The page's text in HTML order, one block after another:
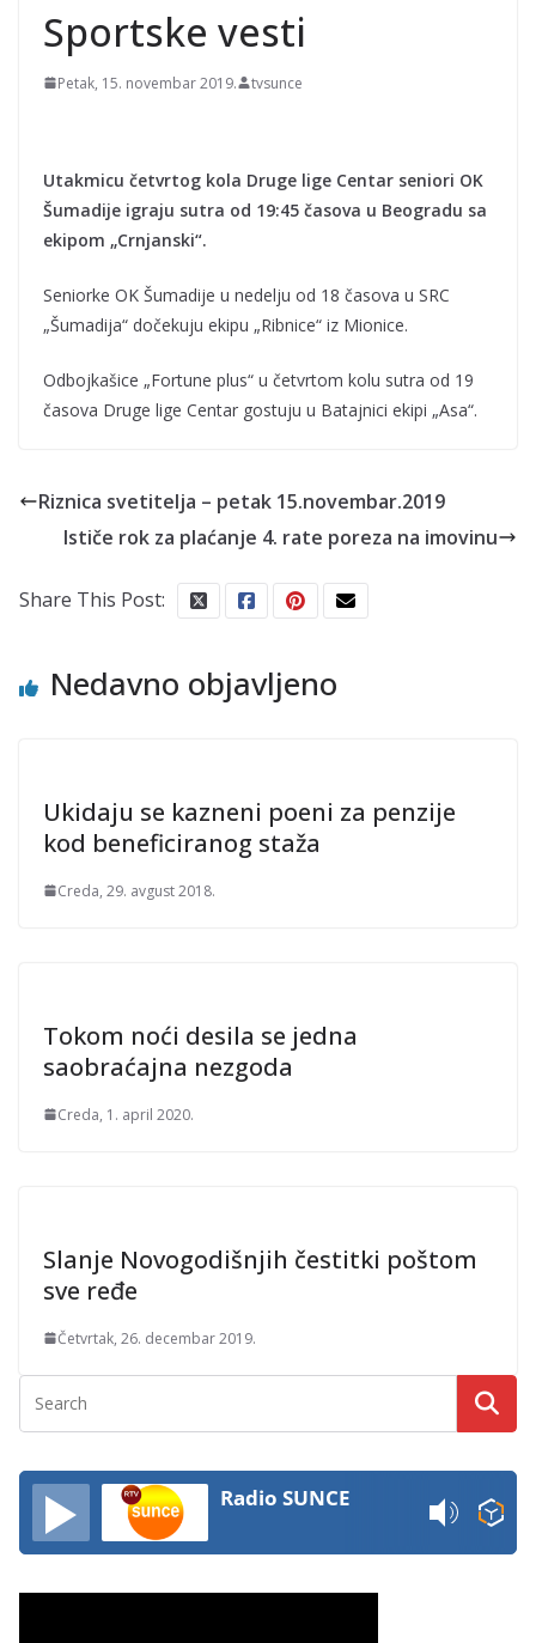
Sportske vesti
Petak, 15. novembar 2019. tvsunce
Utakmicu četvrtog kola Druge lige Centar seniori OK
Šumadije igraju sutra od 19:45 časova u Beogradu sa
ekipom „Crnjanski“.
Seniorke OK Šumadije u nedelju od 18 časova u SRC
„Šumadija“ dočekuju ekipu „Ribnice“ iz Mionice.
Odbojkašice „Fortune plus“ u četvrtom kolu sutra od 19
časova Druge lige Centar gostuju u Batajnici ekipi „Asa“.
Riznica svetitelja – petak 15.novembar.2019
Ističe rok za plaćanje 4. rate poreza na imovinu
Share This Post:
Nedavno objavljeno
Ukidaju se kazneni poeni za penzije
kod beneficiranog staža
Creda, 29. avgust 2018.
Tokom noći desila se jedna
saobraćajna nezgoda
Creda, 1. april 2020.
Slanje Novogodišnjih čestitki poštom
sve ređe
Četvrtak, 26. decembar 2019.
Radio SUNCE